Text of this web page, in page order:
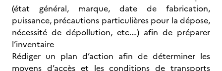
(état général, marque, date de fabrication,
puissance, précautions particulières pour la dépose,
nécessité de dépollution, etc.…) afin de préparer
l’inventaire
Rédiger un plan d’action afin de déterminer les
moyens d’accès et les conditions de transports